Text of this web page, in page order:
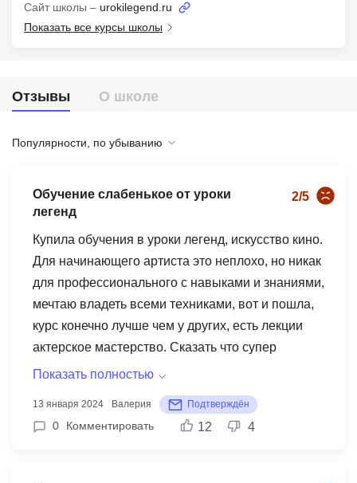
Сайт школы – urokilegend.ru
Показать все курсы школы
Отзывы О школе
Популярности, по убыванию
Обучение слабенькое от уроки
легенд
2/5
Купила обучения в уроки легенд, искусство кино.
Для начинающего артиста это неплохо, но никак
для профессионального с навыками и знаниями,
мечтаю владеть всеми техниками, вот и пошла,
курс конечно лучше чем у других, есть лекции
актерское мастерство. Сказать что супер
обучение не могу, не все люди могут
обучения. Каждое занятие как то построено
непонятно, много воды, мало по существу.
Показать полностью
13 января 2024 Валерия Подтверждён
0 Комментировать 12 4
ДПО
Рейтинг онлайн-школ